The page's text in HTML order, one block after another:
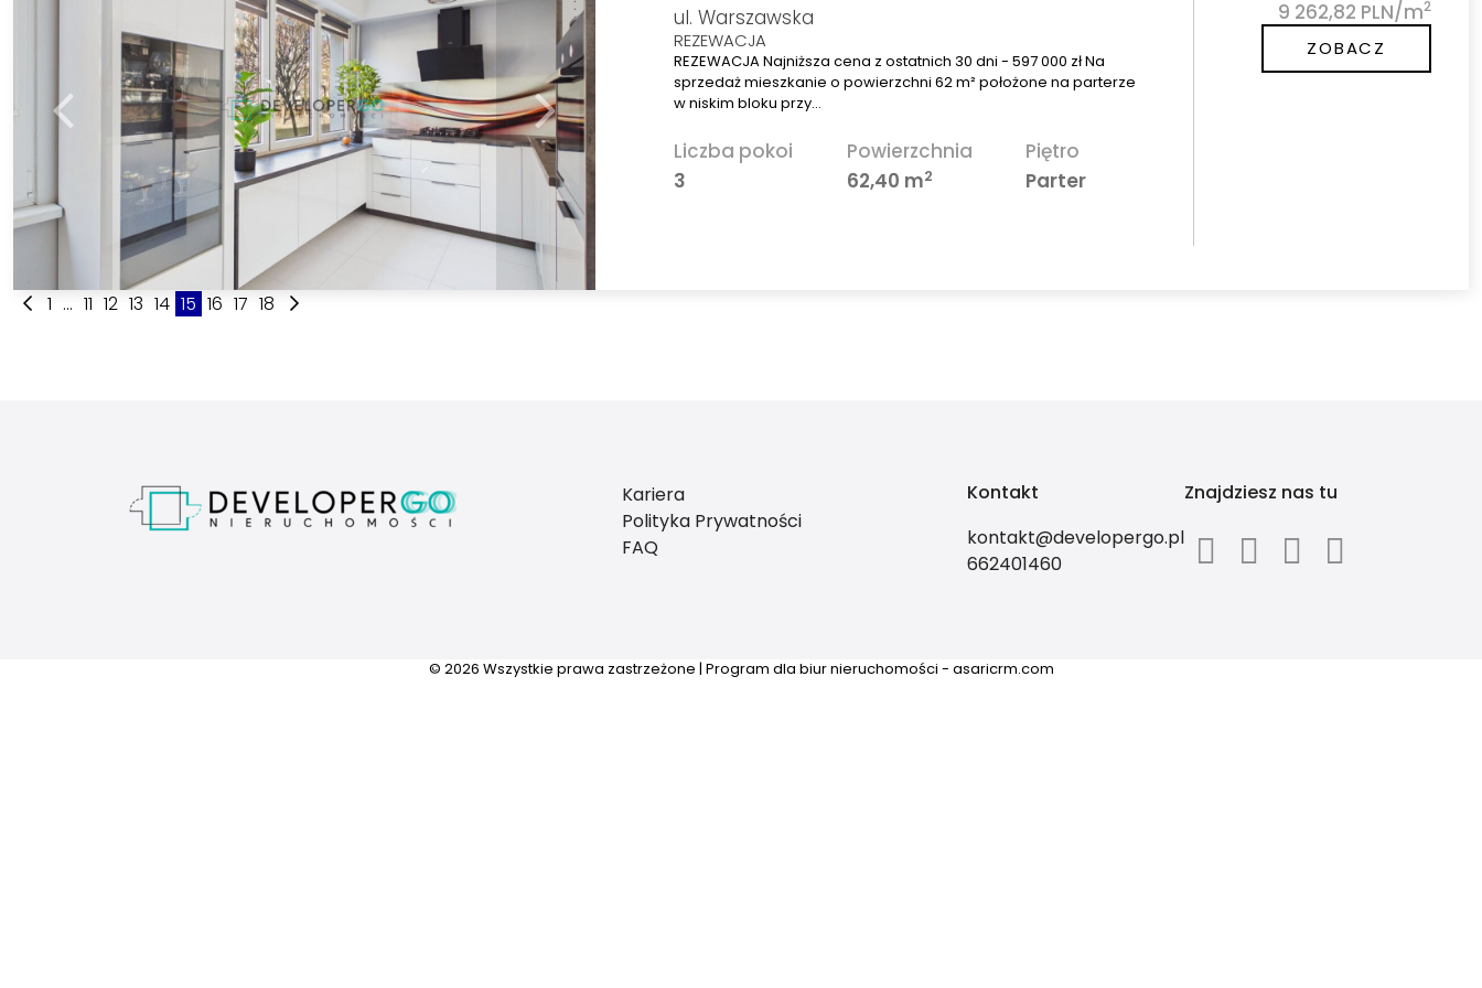
ul. Warszawska
REZEWACJA
REZEWACJA Najniższa cena z ostatnich 30 dni - 597 000 zł Na
sprzedaż mieszkanie o powierzchni 62 m² położone na parterze
w niskim bloku przy…
Liczba pokoi
3
Powierzchnia
62,40 m2
Piętro
Parter
9 262,82 PLN/m2
ZOBACZ
1 ... 11 12 13 14 15 16 17 18
Kariera
Polityka Prywatności
FAQ
Kontakt
kontakt@developergo.pl
662401460
Znajdziesz nas tu
© 2026 Wszystkie prawa zastrzeżone | Program dla biur nieruchomości - asaricrm.com